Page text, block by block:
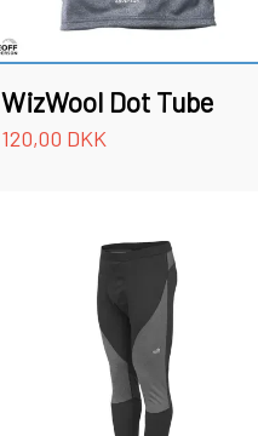
WizWool Dot Tube
120,00 DKK